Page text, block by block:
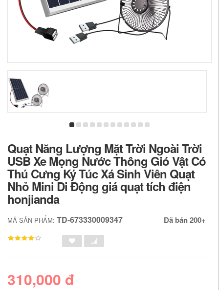
Quạt Năng Lượng Mặt Trời Ngoài Trời
USB Xe Mọng Nước Thông Gió Vật Có
Thú Cưng Ký Túc Xá Sinh Viên Quạt
Nhỏ Mini Di Động giá quạt tích điện
honjianda
MÃ SẢN PHẨM: TD-673330009347 Đã bán 200+
310,000 đ